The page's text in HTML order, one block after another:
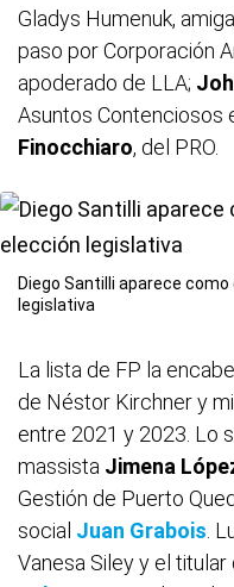
Gladys Humenuk,
paso por Corporación
apoderado de LLA;
Asuntos Contenciosos
Finocchiaro, del PRO.
Diego Santilli aparece
legislativa
La lista de FP la
de Néstor Kirchner y
entre 2021 y 2023. Lo
massista Jimena
Gestión de Puerto
social Juan Grabois .
Vanesa Siley y el titular